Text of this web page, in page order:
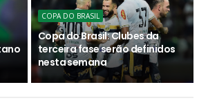
COPA DO BRASIL
Copa do Brasil: Clubes da
terceira fase serão definidos
nesta semana